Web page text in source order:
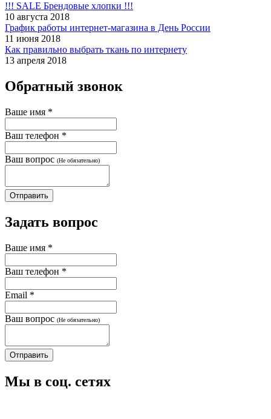
!!! SALE Брендовые хлопки !!!
10 августа 2018
График работы интернет-магазина в День России
11 июня 2018
Как правильно выбрать ткань по интернету
13 апреля 2018
Обратный звонок
Ваше имя *
Ваш телефон *
Ваш вопрос (Не обязательно)
Задать вопрос
Ваше имя *
Ваш телефон *
Email *
Ваш вопрос (Не обязательно)
Мы в соц. сетях